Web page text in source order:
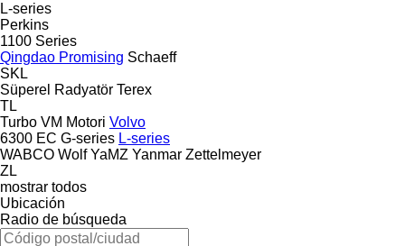
L-series
Perkins
1100 Series
Qingdao Promising Schaeff
SKL
Süperel Radyatör Terex
TL
Turbo VM Motori Volvo
6300 EC G-series L-series
WABCO Wolf YaMZ Yanmar Zettelmeyer
ZL
mostrar todos
Ubicación
Radio de búsqueda